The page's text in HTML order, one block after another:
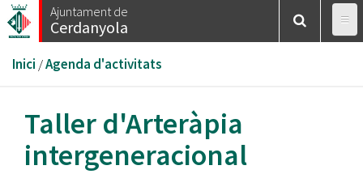
Vés
al
Ajuntament de
Cerdanyola
Esteu
aquí
Inici /Agenda d'activitats
Taller d'Arteràpia
intergeneracional